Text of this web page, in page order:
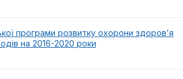
програми розвитку охорони здоров’я
на 2016-2020 роки